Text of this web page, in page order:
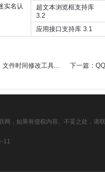
实名认
超文本浏览框支持库
3.2
应用接口支持库 3.1
文件时间修改工具...
下一篇：
网，如果有侵权内容、不妥之处，请
-11